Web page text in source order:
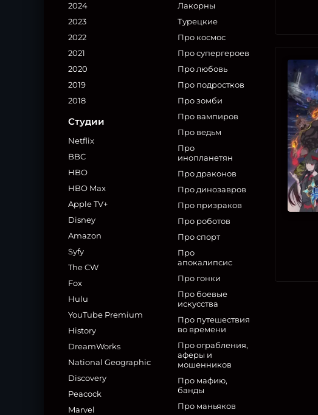
2024
2023
2022
2021
2020
2019
2018
Студии
Netflix
BBC
HBO
HBO Max
Apple TV+
Disney
Amazon
Syfy
The CW
Fox
Hulu
YouTube Premium
History
DreamWorks
National Geographic
Discovery
Peacock
Marvel
Лакорны
Турецкие
Про космос
Про супергероев
Про любовь
Про подростков
Про зомби
Про вампиров
Про ведьм
Про
инопланетян
Про драконов
Про динозавров
Про призраков
Про роботов
Про спорт
Про
апокалипсис
Про гонки
Про боевые
искусства
Про путешествия
во времени
Про ограбления,
аферы и
мошенников
Про мафию,
банды
Про маньяков